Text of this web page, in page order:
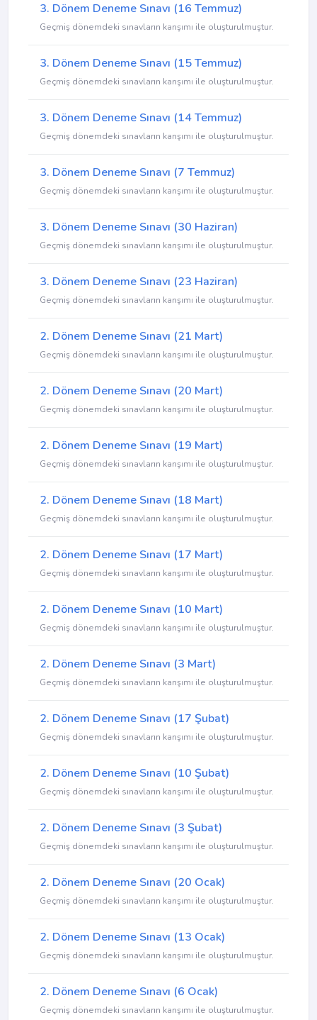
3. Dönem Deneme Sınavı (16 Temmuz)
Geçmiş dönemdeki sınavların karışımı ile oluşturulmuştur.
3. Dönem Deneme Sınavı (15 Temmuz)
Geçmiş dönemdeki sınavların karışımı ile oluşturulmuştur.
3. Dönem Deneme Sınavı (14 Temmuz)
Geçmiş dönemdeki sınavların karışımı ile oluşturulmuştur.
3. Dönem Deneme Sınavı (7 Temmuz)
Geçmiş dönemdeki sınavların karışımı ile oluşturulmuştur.
3. Dönem Deneme Sınavı (30 Haziran)
Geçmiş dönemdeki sınavların karışımı ile oluşturulmuştur.
3. Dönem Deneme Sınavı (23 Haziran)
Geçmiş dönemdeki sınavların karışımı ile oluşturulmuştur.
2. Dönem Deneme Sınavı (21 Mart)
Geçmiş dönemdeki sınavların karışımı ile oluşturulmuştur.
2. Dönem Deneme Sınavı (20 Mart)
Geçmiş dönemdeki sınavların karışımı ile oluşturulmuştur.
2. Dönem Deneme Sınavı (19 Mart)
Geçmiş dönemdeki sınavların karışımı ile oluşturulmuştur.
2. Dönem Deneme Sınavı (18 Mart)
Geçmiş dönemdeki sınavların karışımı ile oluşturulmuştur.
2. Dönem Deneme Sınavı (17 Mart)
Geçmiş dönemdeki sınavların karışımı ile oluşturulmuştur.
2. Dönem Deneme Sınavı (10 Mart)
Geçmiş dönemdeki sınavların karışımı ile oluşturulmuştur.
2. Dönem Deneme Sınavı (3 Mart)
Geçmiş dönemdeki sınavların karışımı ile oluşturulmuştur.
2. Dönem Deneme Sınavı (17 Şubat)
Geçmiş dönemdeki sınavların karışımı ile oluşturulmuştur.
2. Dönem Deneme Sınavı (10 Şubat)
Geçmiş dönemdeki sınavların karışımı ile oluşturulmuştur.
2. Dönem Deneme Sınavı (3 Şubat)
Geçmiş dönemdeki sınavların karışımı ile oluşturulmuştur.
2. Dönem Deneme Sınavı (20 Ocak)
Geçmiş dönemdeki sınavların karışımı ile oluşturulmuştur.
2. Dönem Deneme Sınavı (13 Ocak)
Geçmiş dönemdeki sınavların karışımı ile oluşturulmuştur.
2. Dönem Deneme Sınavı (6 Ocak)
Geçmiş dönemdeki sınavların karışımı ile oluşturulmuştur.